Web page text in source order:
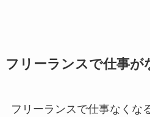
フリーランスで仕事が
フリーランスで仕事なくな